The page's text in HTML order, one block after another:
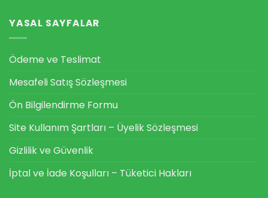
YASAL SAYFALAR
Ödeme ve Teslimat
Mesafeli Satış Sözleşmesi
Ön Bilgilendirme Formu
Site Kullanım Şartları – Üyelik Sözleşmesi
Gizlilik ve Güvenlik
İptal ve İade Koşulları – Tüketici Hakları